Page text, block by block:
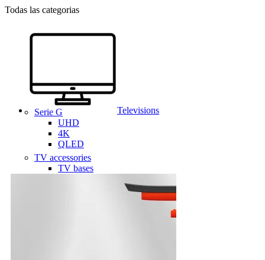
Todas las categorias
Televisions
Serie G
UHD
4K
QLED
TV accessories
TV bases